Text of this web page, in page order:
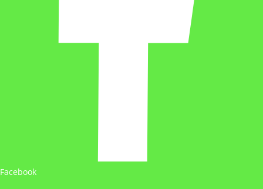
Facebook